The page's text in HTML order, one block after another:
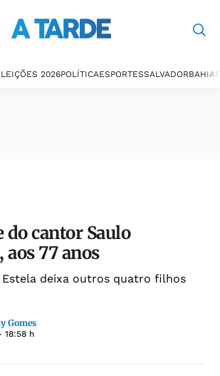
2026POLÍTICAESPORTESSALVADORBAHIA
do cantor Saulo
aos 77 anos
Estela deixa outros quatro filhos
Gomes
18:58 h